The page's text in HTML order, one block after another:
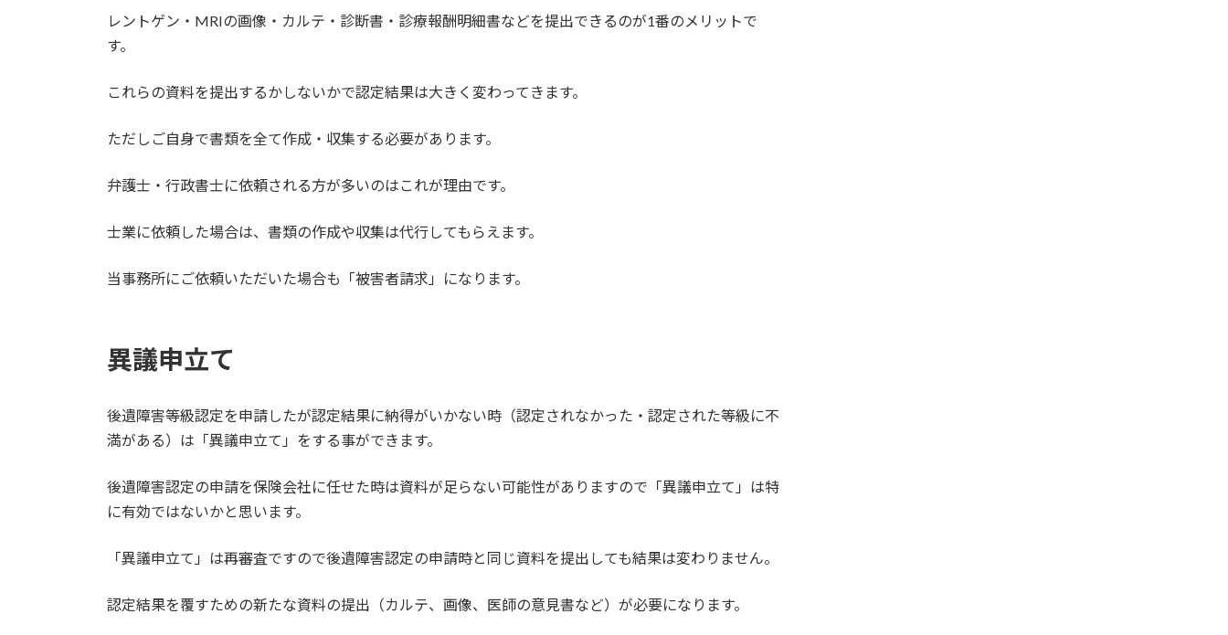
レントゲン・MRIの画像・カルテ・診断書・診療報酬明細書などを提出できるのが1番のメリットで
す。
これらの資料を提出するかしないかで認定結果は大きく変わってきます。
ただしご自身で書類を全て作成・収集する必要があります。
弁護士・行政書士に依頼される方が多いのはこれが理由です。
士業に依頼した場合は、書類の作成や収集は代行してもらえます。
当事務所にご依頼いただいた場合も「被害者請求」になります。
異議申立て
後遺障害等級認定を申請したが認定結果に納得がいかない時（認定されなかった・認定された等級に不
満がある）は「異議申立て」をする事ができます。
後遺障害認定の申請を保険会社に任せた時は資料が足らない可能性がありますので「異議申立て」は特
に有効ではないかと思います。
「異議申立て」は再審査ですので後遺障害認定の申請時と同じ資料を提出しても結果は変わりません。
認定結果を覆すための新たな資料の提出（カルテ、画像、医師の意見書など）が必要になります。